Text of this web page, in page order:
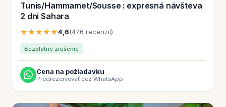
Tunis/Hammamet/Sousse : expresná návšteva
2 dni Sahara
★★★★★4,6(476 recenzií)
Bezplatné zrušenie
Cena na požiadavku
Predrezervovať cez WhatsApp